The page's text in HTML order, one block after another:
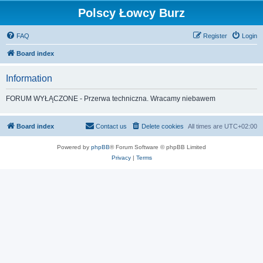
Polscy Łowcy Burz
FAQ Login
Register
Board index
Information
FORUM WYŁĄCZONE - Przerwa techniczna. Wracamy niebawem
Board index All times are UTC+02:00
Delete cookies
Contact us
Powered by phpBB® Forum Software © phpBB Limited
Privacy| Terms